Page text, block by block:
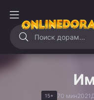
15+ 70 мин2021